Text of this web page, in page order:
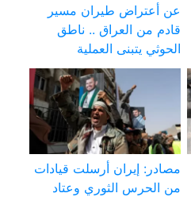
عن أعتراض طيران مسير
قادم من العراق .. ناطق
الحوثي يتبنى العملية
مصادر: إيران أرسلت قيادات
من الحرس الثوري وعتاد